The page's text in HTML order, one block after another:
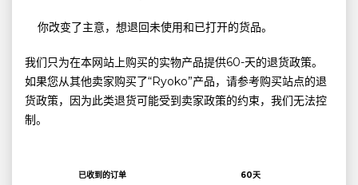
你改变了主意，想退回未使用和已打开的货品。
我们只为在本网站上购买的实物产品提供60-天的退货政策。
如果您从其他卖家购买了“Ryoko”产品，请参考购买站点的退
货政策，因为此类退货可能受到卖家政策的约束，我们无法控
制。
已收到的订单 60天